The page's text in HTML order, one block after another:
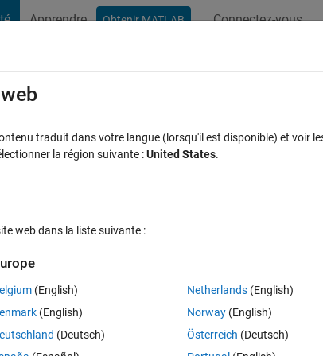
Apprendre Obtenir MATLAB Connectez-vous
on the longest non-zero row
Afficher
non zero row". an example:
traduit dans votre langue (lorsqu'il est disponible) et voir
la région suivante :United States.
web dans la liste suivante :
(English)
(English)
(Deutsch)
Netherlands(English)
Norway(English)
Österreich (Deutsch)